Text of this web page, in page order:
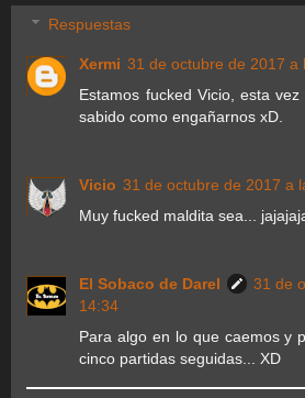
Respuestas
Xermi 31 de octubre de 2017 a
Estamos fucked Vicio, esta
sabido como engañarnos xD.
Vicio 31 de octubre de 2017 a
Muy fucked maldita sea...
El Sobaco de Darel
31 de
14:34
Para algo en lo que caemos y
cinco partidas seguidas... XD